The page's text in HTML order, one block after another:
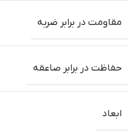
مقاومت در برابر ضربه
حفاظت در برابر صاعقه
ابعاد